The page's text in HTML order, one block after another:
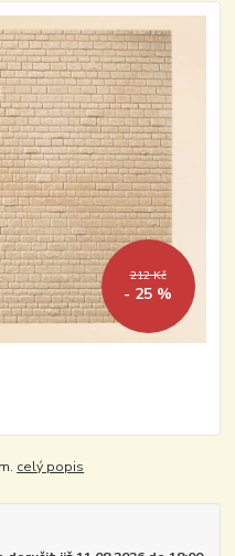
212 Kč
- 25 %
celý popis